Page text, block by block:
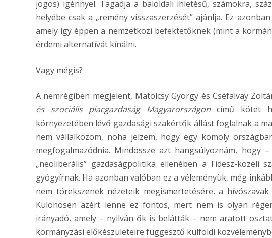
jogos) igénnyel. Tagadja a baloldali ihletésű, számokra,
helyébe csak a „remény visszaszerzését” ajánlja. Ez
amely így éppen a nemzetközi befektetőknek (mint a
érdemi alternatívát kínálni.
Vagy mégis?
A nemrégiben megjelent, Matolcsy György és Cséfalvay
és szociális piacgazdaság Magyarországoncímű kötet
környezetében lévő gazdasági szakértők állást foglalnak a
nem vállalkozom, noha jelzem, hogy egy komoly
megfogalmazódnia. Mindössze azt hangsúlyoznám,
„neoliberális” gazdaságpolitika ellenében a Fidesz-közeli
gyógyírnak. Ha azonban valóban ez a véleményük, még
nem törekszenek nézeteik megismertetésére, a
Különösen azért lenne ez fontos, mert nem is olyan
irányadó, amely – nyilván ők is belátták – nem aratott
kormányzási előkészületeire függesztő külföldi